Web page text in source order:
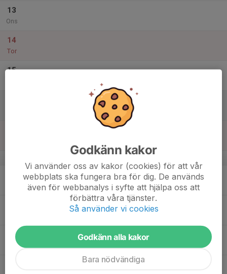
13
Ons
14
Tor
15
20
Ons
Godkänn kakor
Vi använder oss av kakor (cookies) för att vår
webbplats ska fungera bra för dig. De används
även för webbanalys i syfte att hjälpa oss att
förbättra våra tjänster.
Så använder vi cookies
Godkänn alla kakor
Bara nödvändiga